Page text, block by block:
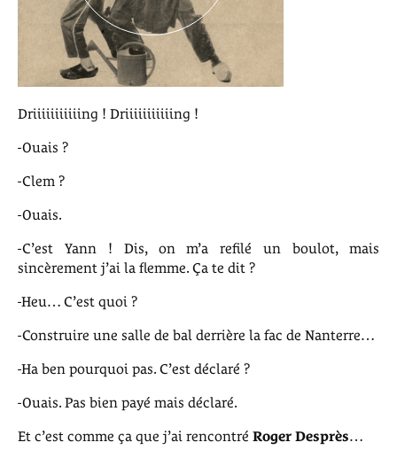
Driiiiiiiiiiing ! Driiiiiiiiiiing !
-Ouais ?
-Clem ?
-Ouais.
-C’est Yann ! Dis, on m’a refilé un boulot, mais
sincèrement j’ai la flemme. Ça te dit ?
-Heu… C’est quoi ?
-Construire une salle de bal derrière la fac de Nanterre…
-Ha ben pourquoi pas. C’est déclaré ?
-Ouais. Pas bien payé mais déclaré.
Et c’est comme ça que j’ai rencontré Roger Desprès…